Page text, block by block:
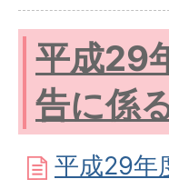
平成29
告に係
平成29年